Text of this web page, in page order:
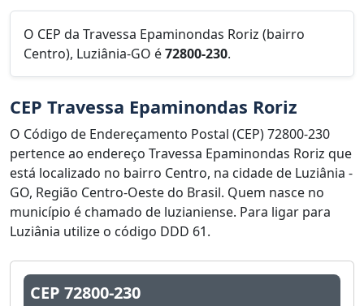
O CEP da Travessa Epaminondas Roriz (bairro
Centro), Luziânia-GO é72800-230.
CEP Travessa Epaminondas Roriz
O Código de Endereçamento Postal (CEP) 72800-230
pertence ao endereço Travessa Epaminondas Roriz que
está localizado no bairro Centro, na cidade de Luziânia -
GO, Região Centro-Oeste do Brasil. Quem nasce no
município é chamado de luzianiense. Para ligar para
Luziânia utilize o código DDD 61.
CEP 72800-230